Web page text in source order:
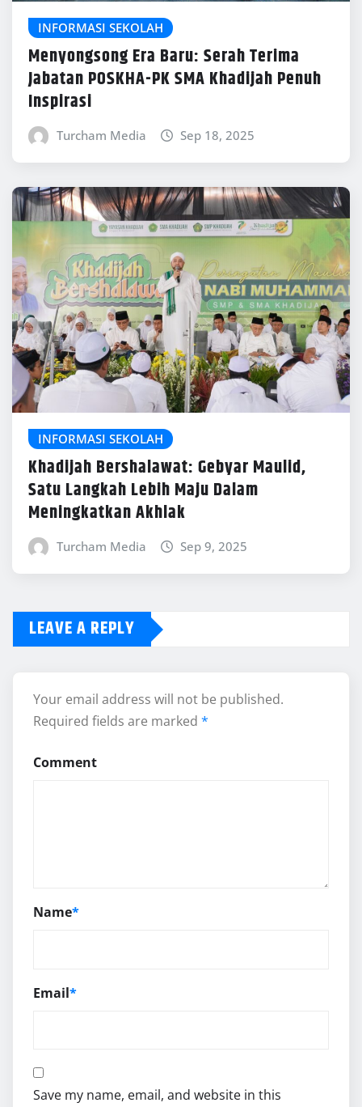
INFORMASI SEKOLAH
Menyongsong Era Baru: Serah Terima
Jabatan POSKHA-PK SMA Khadijah Penuh
Inspirasi
Turcham Media Sep 18, 2025
INFORMASI SEKOLAH
Khadijah Bershalawat: Gebyar Maulid,
Satu Langkah Lebih Maju Dalam
Meningkatkan Akhlak
Turcham Media Sep 9, 2025
LEAVE A REPLY
Your email address will not be published.
Required fields are marked *
Comment
Name*
Email*
Save my name, email, and website in this